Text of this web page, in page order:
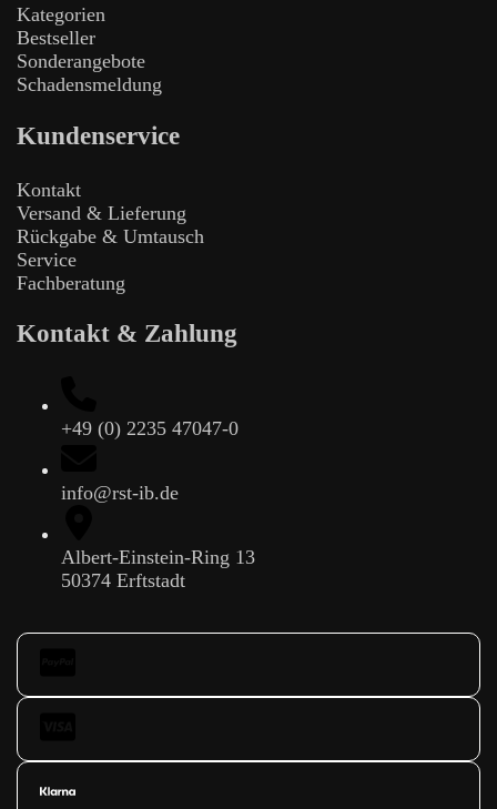
Kategorien
Bestseller
Sonderangebote
Schadensmeldung
Kundenservice
Kontakt
Versand & Lieferung
Rückgabe & Umtausch
Service
Fachberatung
Kontakt & Zahlung
+49 (0) 2235 47047-0
info@rst-ib.de
Albert-Einstein-Ring 13
50374 Erftstadt